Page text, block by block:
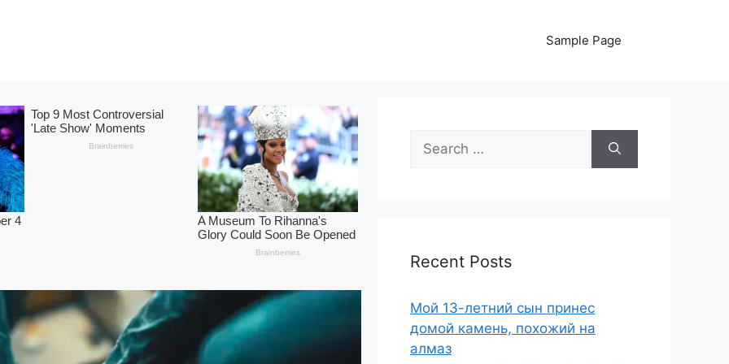
Sample Page
Search
for:
Recent Posts
Мой 13-летний сын принес
домой камень, похожий на
алмаз